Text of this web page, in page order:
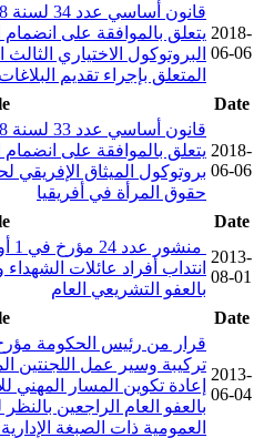
2018-
06-06
يتعلق بالموافقة على انضمام
البروتوكول الاختياري
المتعلق بإجراء تقديم البلاغات
Date
2018-
06-06
يتعلق بالموافقة على انضمام
بروتوكول الميثاق
حقوق المرأة في أفريقيا
Date
2013-
08-01 انتداب أفراد عائلات
بالعفو التشريعي العام
Date
2013-
06-04
تركيبة وسير عمل اللجنتين
إعادة تكوين المسار المهني
بالعفو العام الراجعين
العمومية ذات الصبغة الإدارية